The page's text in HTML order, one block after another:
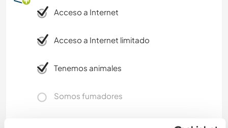
Acceso a Internet
Acceso a Internet limitado
Tenemos animales
Somos fumadores